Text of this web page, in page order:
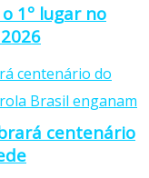
1º lugar no
centenário